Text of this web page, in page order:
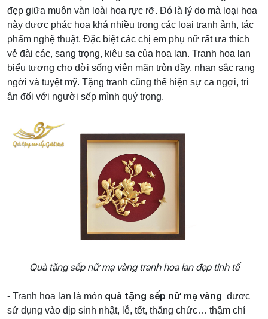
đẹp giữa muôn vàn loài hoa rực rỡ. Đó là lý do mà loại hoa
này được phác họa khá nhiều trong các loại tranh ảnh, tác
phẩm nghệ thuật. Đặc biệt các chị em phụ nữ rất ưa thích
vẻ đài các, sang trọng, kiêu sa của hoa lan. Tranh hoa lan
biểu tượng cho đời sống viên mãn tròn đầy, nhan sắc rạng
ngời và tuyệt mỹ. Tặng tranh cũng thể hiện sự ca ngợi, tri
ân đối với người sếp mình quý trọng.
Quà tặng sếp nữ mạ vàng tranh hoa lan đẹp tinh tế
- Tranh hoa lan là món quà tặng sếp nữ mạ vàng được
sử dụng vào dịp sinh nhật, lễ, tết, thăng chức… thậm chí